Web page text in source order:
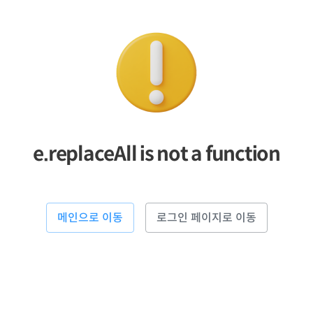
e.replaceAll is not a function
메인으로 이동 로그인 페이지로 이동